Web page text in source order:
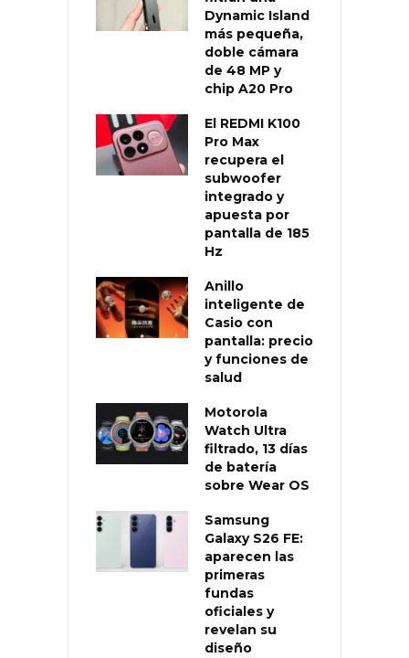
Dynamic Island
más pequeña,
doble cámara
de 48 MP y
chip A20 Pro
El REDMI K100
Pro Max
recupera el
subwoofer
integrado y
apuesta por
pantalla de 185
Hz
Anillo
inteligente de
Casio con
pantalla: precio
y funciones de
salud
Motorola
Watch Ultra
filtrado, 13 días
de batería
sobre Wear OS
Samsung
Galaxy S26 FE:
aparecen las
primeras
fundas
oficiales y
revelan su
diseño